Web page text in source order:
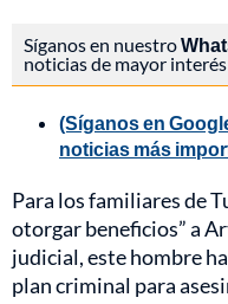
Síganos en nuestro
noticias de mayor interés
(Síganos en
noticias más
Para los familiares de
otorgar beneficios” a
judicial, este hombre
plan criminal para